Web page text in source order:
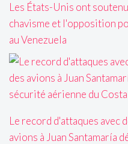
Les États-Unis ont
chavisme et l'opposition
au Venezuela
Le record d'attaques avec
avions à Juan Santamaría